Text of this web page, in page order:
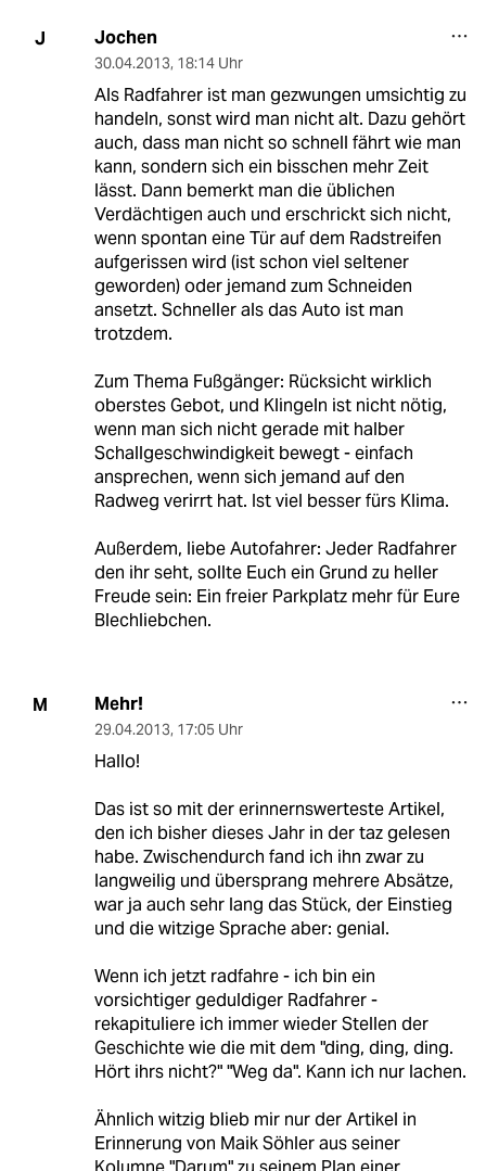
J Jochen
30.04.2013, 18:14 Uhr
Als Radfahrer ist man gezwungen umsichtig zu
handeln, sonst wird man nicht alt. Dazu gehört
auch, dass man nicht so schnell fährt wie man
kann, sondern sich ein bisschen mehr Zeit
lässt. Dann bemerkt man die üblichen
Verdächtigen auch und erschrickt sich nicht,
wenn spontan eine Tür auf dem Radstreifen
aufgerissen wird (ist schon viel seltener
geworden) oder jemand zum Schneiden
ansetzt. Schneller als das Auto ist man
trotzdem.
Zum Thema Fußgänger: Rücksicht wirklich
oberstes Gebot, und Klingeln ist nicht nötig,
wenn man sich nicht gerade mit halber
Schallgeschwindigkeit bewegt - einfach
ansprechen, wenn sich jemand auf den
Radweg verirrt hat. Ist viel besser fürs Klima.
Außerdem, liebe Autofahrer: Jeder Radfahrer
den ihr seht, sollte Euch ein Grund zu heller
Freude sein: Ein freier Parkplatz mehr für Eure
Blechliebchen.
M Mehr!
29.04.2013, 17:05 Uhr
Hallo!
Das ist so mit der erinnernswerteste Artikel,
den ich bisher dieses Jahr in der taz gelesen
habe. Zwischendurch fand ich ihn zwar zu
langweilig und übersprang mehrere Absätze,
war ja auch sehr lang das Stück, der Einstieg
und die witzige Sprache aber: genial.
Wenn ich jetzt radfahre - ich bin ein
vorsichtiger geduldiger Radfahrer -
rekapituliere ich immer wieder Stellen der
Geschichte wie die mit dem "ding, ding, ding.
Hört ihrs nicht?" "Weg da". Kann ich nur lachen.
Ähnlich witzig blieb mir nur der Artikel in
Erinnerung von Maik Söhler aus seiner